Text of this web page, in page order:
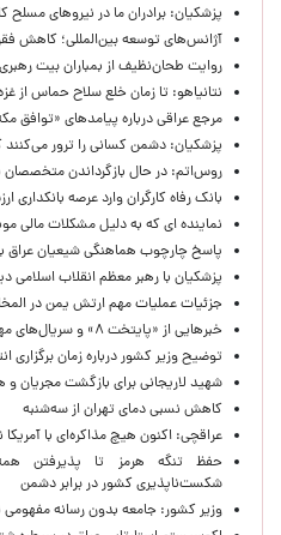
پزشکیان: برادران ما در نیروهای مسلح
آژانس‌های توسعه بین‌المللی؛ کاهش
روایت طحان‌نظیف از بمباران بیت رهبری در ۹
نتانیاهو: تا زمان خلع سلاح حماس از
مرجع عراقی درباره پیامدهای «توافق
پزشکیان: دشمن کسانی را ترور
روس‌اتم: در حال بازگرداندن
بانک رفاه کارگران وارد عرصه
نماینده ای که به دلیل مشکلات مالی
پاسخ چارچوب هماهنگی شیعیان عراق
پزشکیان با رهبر معظم انقلاب اسلامی
جزئیات عملیات مهم ارتش یمن در
خبرهایی از «پایتخت ۸» و سریال‌های مهران مدیری و سعید آقاخانی
توضیح وزیر کشور درباره زمان برگزاری
شهید لاریجانی برای بازگشت مجریان و
کاهش نسبی دمای تهران از سه‌شنبه
عراقچی: اکنون هیچ مذاکره‌ای با آمریکا
حفظ تنگه هرمز تا پذیرفتن
شکست‌ناپذیری کشور در برابر دشمن
وزیر کشور: جامعه بدون رسانه مفهومی